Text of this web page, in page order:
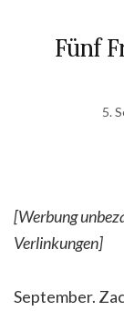
Fünf
5.
[Werbung
Verlinkungen]
September.